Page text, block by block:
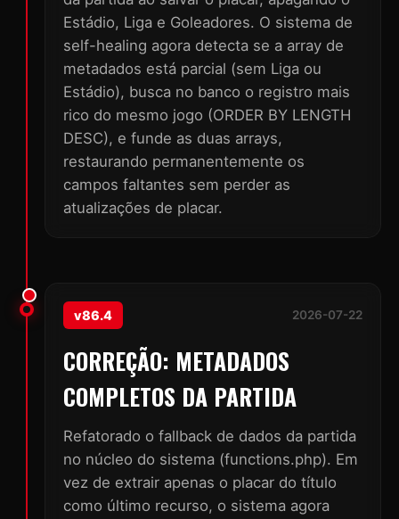
Estádio, Liga e Goleadores. O sistema de
self-healing agora detecta se a array de
metadados está parcial (sem Liga ou
Estádio), busca no banco o registro mais
rico do mesmo jogo (ORDER BY LENGTH
DESC), e funde as duas arrays,
restaurando permanentemente os
campos faltantes sem perder as
atualizações de placar.
v86.4 2026-07-22
CORREÇÃO: METADADOS
COMPLETOS DA PARTIDA
Refatorado o fallback de dados da partida
no núcleo do sistema (functions.php). Em
vez de extrair apenas o placar do título
como último recurso, o sistema agora